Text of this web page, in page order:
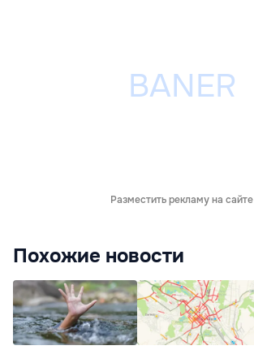
Разместить рекламу на сайте
Похожие новости